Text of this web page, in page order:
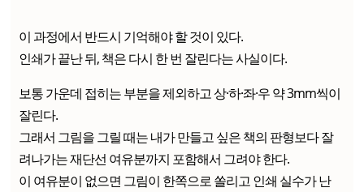
이 과정에서 반드시 기억해야 할 것이 있다.
인쇄가 끝난 뒤, 책은 다시 한 번 잘린다는 사실이다.
보통 가운데 접히는 부분을 제외하고 상·하·좌·우 약 3mm씩이
잘린다.
그래서 그림을 그릴 때는 내가 만들고 싶은 책의 판형보다 잘
려나가는 재단선 여유분까지 포함해서 그려야 한다.
이 여유분이 없으면 그림이 한쪽으로 쏠리고 인쇄 실수가 난